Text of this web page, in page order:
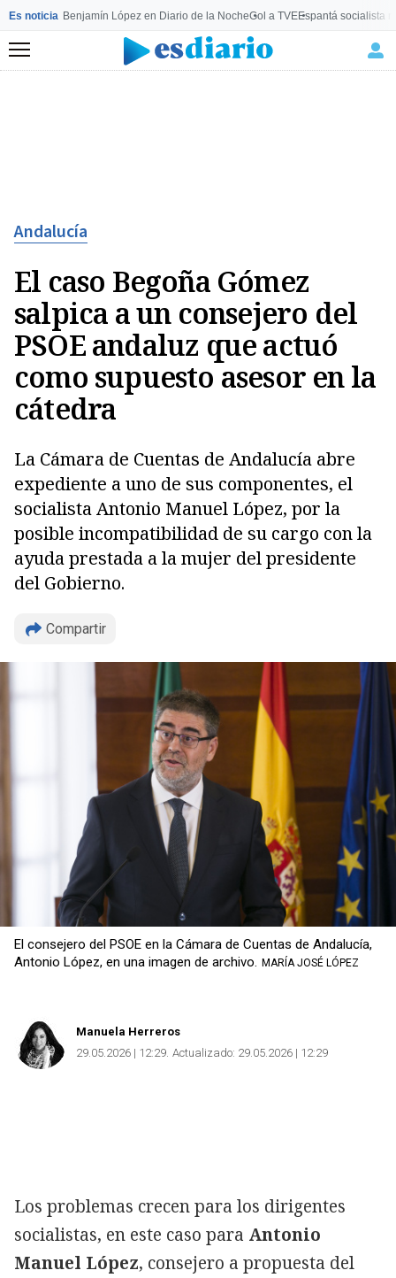
Es noticia Benjamín López en Diario de la NocheGol a TVEEspantá socialista
Menú
Andalucía
El caso Begoña Gómez
salpica a un consejero del
PSOE andaluz que actuó
como supuesto asesor en la
cátedra
La Cámara de Cuentas de Andalucía abre
expediente a uno de sus componentes, el
socialista Antonio Manuel López, por la
posible incompatibilidad de su cargo con la
ayuda prestada a la mujer del presidente
del Gobierno.
Compartir
Copiar
El consejero del PSOE en la Cámara de Cuentas de Andalucía,
Antonio López, en una imagen de archivo. MARÍA JOSÉ LÓPEZ
Manuela Herreros
29.05.2026 | 12:29 Actualizado: 29.05.2026 | 12:29
Los problemas crecen para los dirigentes
socialistas, en este caso para Antonio
Manuel López, consejero a propuesta del